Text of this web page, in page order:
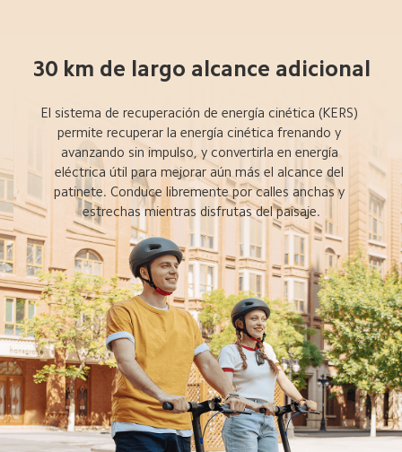
30 km de largo alcance adicional
El sistema de recuperación de energía cinética (KERS)
permite recuperar la energía cinética frenando y
avanzando sin impulso, y convertirla en energía
eléctrica útil para mejorar aún más el alcance del
patinete. Conduce libremente por calles anchas y
estrechas mientras disfrutas del paisaje.